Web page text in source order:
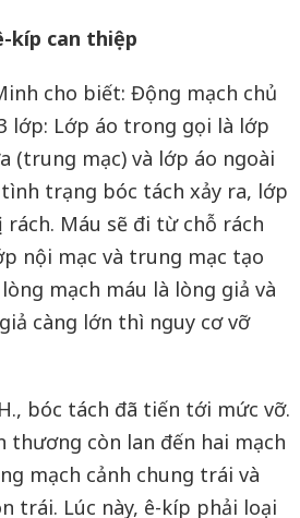
kíp can thiệp
cho biết: Động mạch chủ
lớp: Lớp áo trong gọi là lớp
(trung mạc) và lớp áo ngoài
tình trạng bóc tách xảy ra, lớp
Máu sẽ đi từ chỗ rách
nội mạc và trung mạc tạo
mạch máu là lòng giả và
càng lớn thì nguy cơ vỡ
bóc tách đã tiến tới mức vỡ.
thương còn lan đến hai mạch
mạch cảnh chung trái và
trái. Lúc này, ê-kíp phải loại